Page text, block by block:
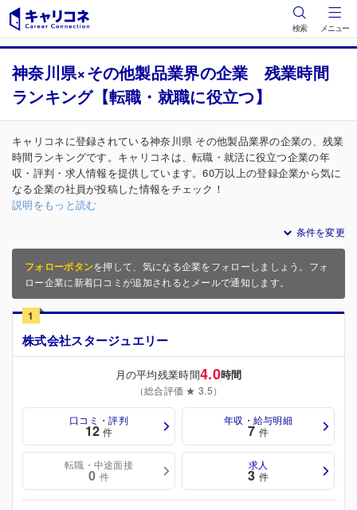
検索 メニュー
神奈川県×その他製品業界の企業 残業時間
ランキング【転職・就職に役立つ】
キャリコネに登録されている神奈川県 その他製品業界の企業の、残業
時間ランキングです。キャリコネは、転職・就活に役立つ企業の年
収・評判・求人情報を提供しています。60万以上の登録企業から気に
なる企業の社員が投稿した情報をチェック！
説明をもっと読む
条件を変更
フォローボタンを押して、気になる企業をフォローしましょう。フォ
ロー企業に新着口コミが追加されるとメールで通知します。
1
株式会社スタージュエリー
月の平均残業時間4.0時間
（総合評価 ★ 3.5）
口コミ・評判
12 件
年収・給与明細
7 件
転職・中途面接
0 件
求人
3 件